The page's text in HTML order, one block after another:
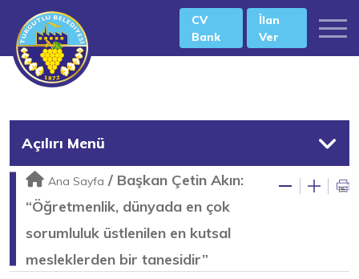
CV
Bank
İlan
Ver
Açılırı Menü
Ana Sayfa / Başkan Çetin Akın:
“Öğretmenlik, dünyada en çok
sorumluluk üstlenilen en kutsal
mesleklerden bir tanesidir”